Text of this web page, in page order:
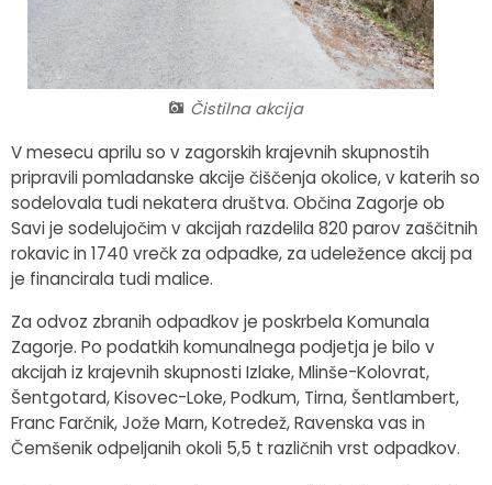
Čistilna akcija
V mesecu aprilu so v zagorskih krajevnih skupnostih
pripravili pomladanske akcije čiščenja okolice, v katerih so
sodelovala tudi nekatera društva. Občina Zagorje ob
Savi je sodelujočim v akcijah razdelila 820 parov zaščitnih
rokavic in 1740 vrečk za odpadke, za udeležence akcij pa
je financirala tudi malice.
Za odvoz zbranih odpadkov je poskrbela Komunala
Zagorje. Po podatkih komunalnega podjetja je bilo v
akcijah iz krajevnih skupnosti Izlake, Mlinše-Kolovrat,
Šentgotard, Kisovec-Loke, Podkum, Tirna, Šentlambert,
Franc Farčnik, Jože Marn, Kotredež, Ravenska vas in
Čemšenik odpeljanih okoli 5,5 t različnih vrst odpadkov.
Fotogalerija
Občinska volilna komisija
Medobčinski inšpektorat in redarstvo
Koledar dogodkov
Zapore cest
Okoljski podatki
Lokalne volitve
Strateški dokumenti